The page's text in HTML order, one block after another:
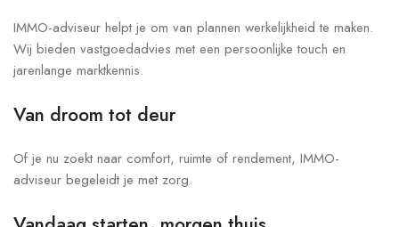
IMMO-adviseur helpt je om van plannen werkelijkheid te maken.
Wij bieden vastgoedadvies met een persoonlijke touch en
jarenlange marktkennis.
Van droom tot deur
Of je nu zoekt naar comfort, ruimte of rendement, IMMO-
adviseur begeleidt je met zorg.